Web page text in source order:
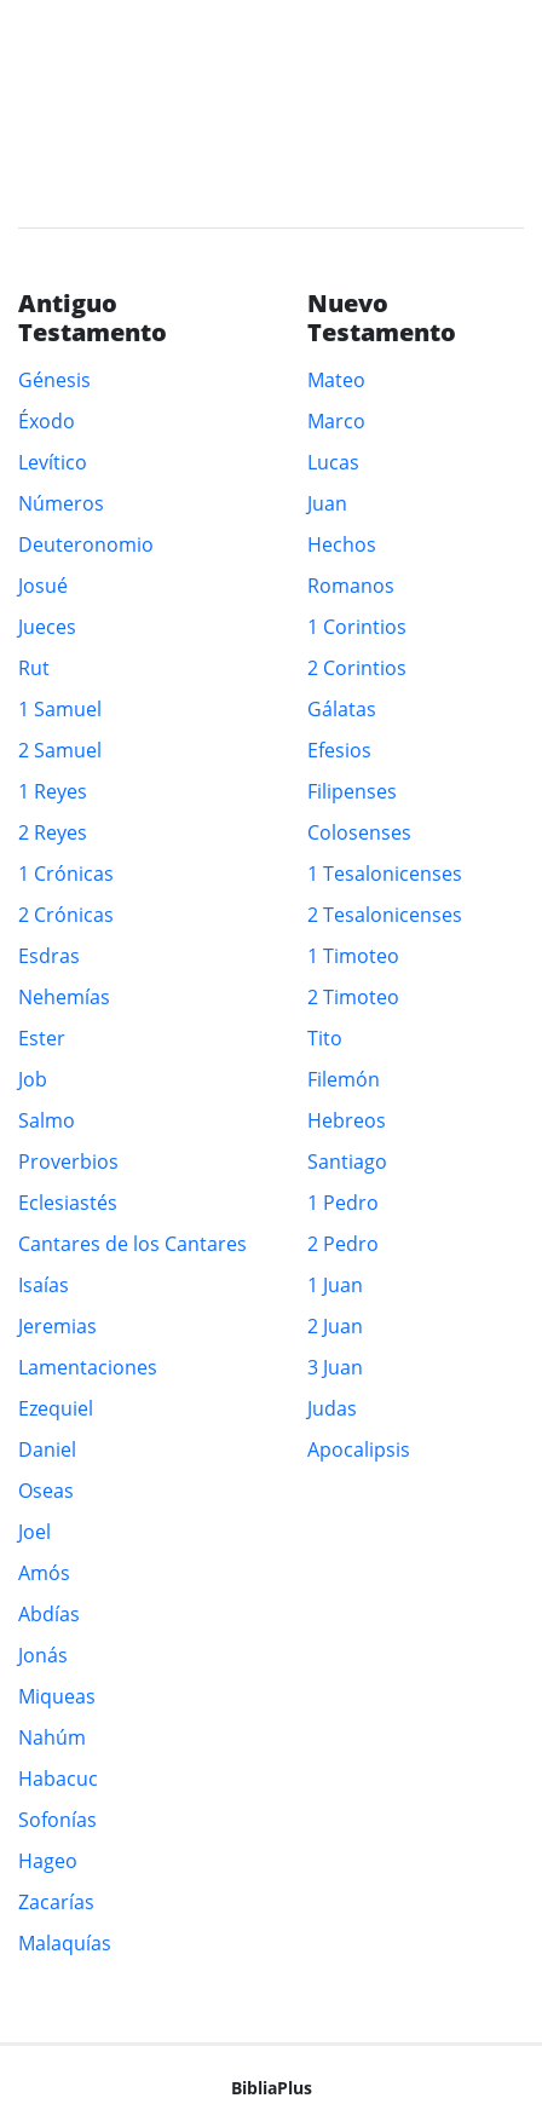
Antiguo
Testamento
Génesis
Éxodo
Levítico
Números
Deuteronomio
Josué
Jueces
Rut
1 Samuel
2 Samuel
1 Reyes
2 Reyes
1 Crónicas
2 Crónicas
Esdras
Nehemías
Ester
Job
Salmo
Proverbios
Eclesiastés
Cantares de los Cantares
Isaías
Jeremias
Lamentaciones
Ezequiel
Daniel
Oseas
Joel
Amós
Abdías
Jonás
Miqueas
Nahúm
Habacuc
Sofonías
Hageo
Zacarías
Malaquías
Nuevo
Testamento
Mateo
Marco
Lucas
Juan
Hechos
Romanos
1 Corintios
2 Corintios
Gálatas
Efesios
Filipenses
Colosenses
1 Tesalonicenses
2 Tesalonicenses
1 Timoteo
2 Timoteo
Tito
Filemón
Hebreos
Santiago
1 Pedro
2 Pedro
1 Juan
2 Juan
3 Juan
Judas
Apocalipsis
BibliaPlus